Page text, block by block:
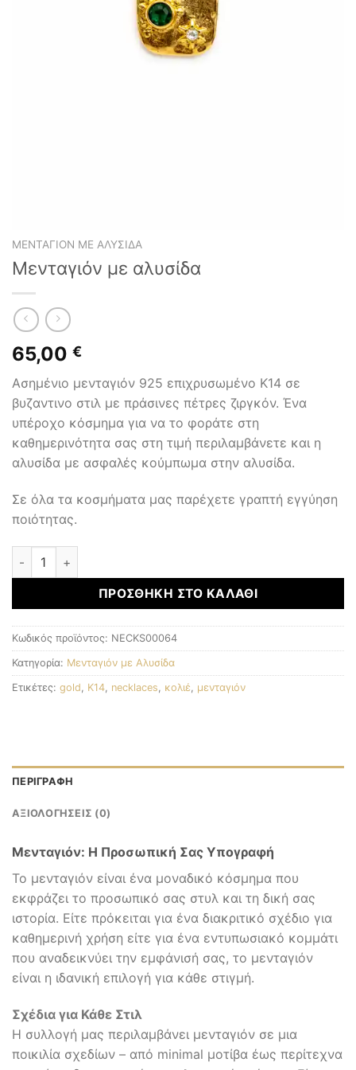
ΜΕΝΤΑΓΙΌΝ ΜΕ ΑΛΥΣΊΔΑ
Μενταγιόν με αλυσίδα
65,00 €
Ασημένιο μενταγιόν 925 επιχρυσωμένο Κ14 σε
βυζαντινο στιλ με πράσινες πέτρες ζιργκόν. Ένα
υπέροχο κόσμημα για να το φοράτε στη
καθημερινότητα σας στη τιμή περιλαμβάνετε και η
αλυσίδα με ασφαλές κούμπωμα στην αλυσίδα.
Σε όλα τα κοσμήματα μας παρέχετε γραπτή εγγύηση
ποιότητας.
Μενταγιόν με αλυσίδα ποσότητα
ΠΡΟΣΘΉΚΗ ΣΤΟ ΚΑΛΆΘΙ
Κωδικός προϊόντος: NECKS00064
Κατηγορία: Μενταγιόν με Αλυσίδα
Ετικέτες: gold K14 necklaces κολιέ μενταγιόν
ΠΕΡΙΓΡΑΦΉ
ΑΞΙΟΛΟΓΉΣΕΙΣ (0)
Μενταγιόν: Η Προσωπική Σας Υπογραφή
Το μενταγιόν είναι ένα μοναδικό κόσμημα που
εκφράζει το προσωπικό σας στυλ και τη δική σας
ιστορία. Είτε πρόκειται για ένα διακριτικό σχέδιο για
καθημερινή χρήση είτε για ένα εντυπωσιακό κομμάτι
που αναδεικνύει την εμφάνισή σας, το μενταγιόν
είναι η ιδανική επιλογή για κάθε στιγμή.
Σχέδια για Κάθε Στιλ
Η συλλογή μας περιλαμβάνει μενταγιόν σε μια
ποικιλία σχεδίων – από minimal μοτίβα έως περίτεχνα